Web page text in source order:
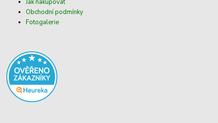
Jak nakupovat
Obchodní podmínky
Fotogalerie